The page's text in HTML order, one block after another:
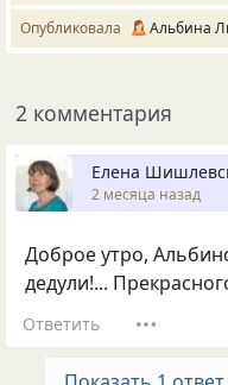
Опубликовала Альбина
2 комментария
Елена
2 месяца назад
Доброе утро,
дедули!...
Ответить